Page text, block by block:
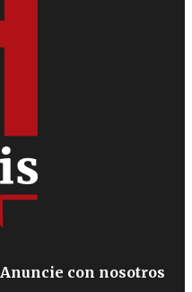
Anuncie con nosotros